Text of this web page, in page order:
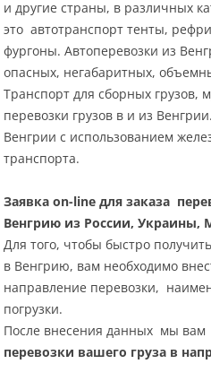
и другие страны, в различных
это автотранспорт тенты,
фургоны. Автоперевозки из
опасных, негабаритных,
Транспорт для сборных грузов,
перевозки грузов в и из
Венгрии с использованием
транспорта.
Заявка on-line для заказа
Венгрию из России, Украины,
Для того, чтобы быстро
в Венгрию, вам необходимо
направление перевозки,
погрузки.
После внесения данных мы
перевозки вашего груза в